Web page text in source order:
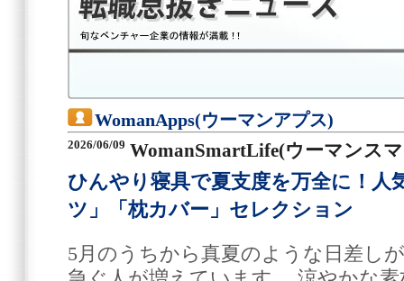
WomanApps(ウーマンアプス)
2026/06/09 WomanSmartLife(ウーマンス
ひんやり寝具で夏支度を万全に！人
ツ」「枕カバー」セレクション
5月のうちから真夏のような日差し